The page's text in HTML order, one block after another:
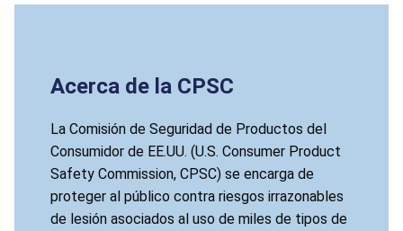
Acerca de la CPSC
La Comisión de Seguridad de Productos del
Consumidor de EE.UU. (U.S. Consumer Product
Safety Commission, CPSC) se encarga de
proteger al público contra riesgos irrazonables
de lesión asociados al uso de miles de tipos de